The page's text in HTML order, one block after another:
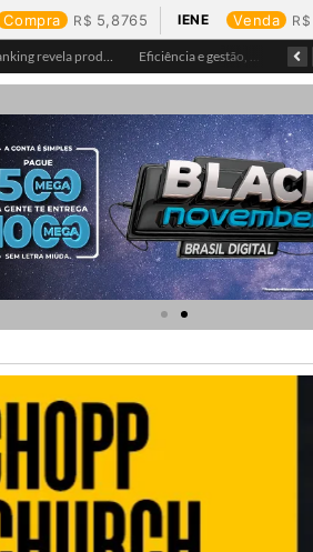
Compra 5,8765 IENE Venda
Ranking revela produtos mais comprados em cada estado e aponta drone como destaque em Rondônia Eficiência e gestão, Buritis se torna referência em controle de perdas de água